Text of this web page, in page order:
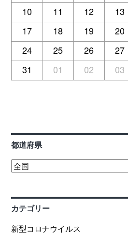
ログイン
10
11 12 13
17
18 19 20
24
25 26 27
31
01 02 03
都道府県
カテゴリー
新型コロナウイルス